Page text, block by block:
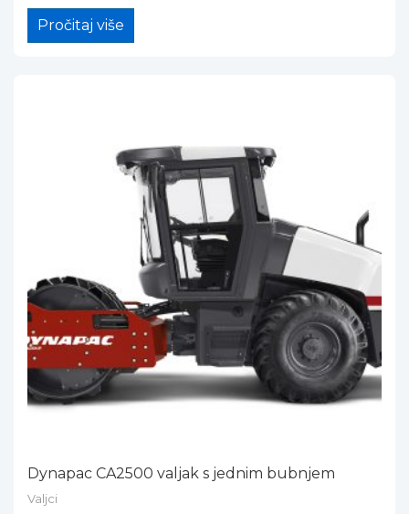
Pročitaj više
Dynapac CA2500 valjak s jednim bubnjem
Valjci